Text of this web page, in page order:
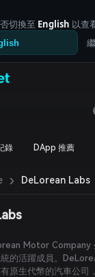
切換至 English 以查
錄 DApp 推薦
› DeLorean Labs
Motor Company
的活躍成員。
原生代幣的汽車公司